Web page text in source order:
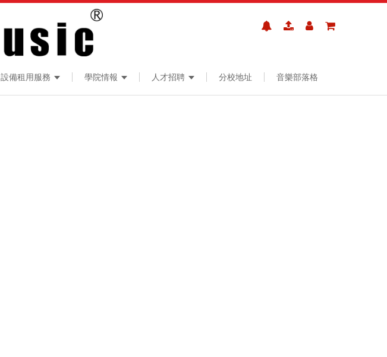
設備租用服務 學院情報 人才招聘 分校地址 音樂部落格